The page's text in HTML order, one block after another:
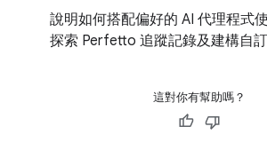
說明如何搭配偏好的 AI 代理程式
探索 Perfetto 追蹤記錄及建構自訂
這對你有幫助嗎？